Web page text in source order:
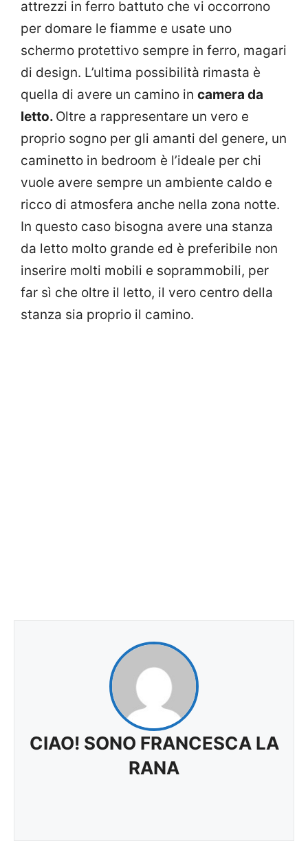
attrezzi in ferro battuto che vi occorrono
per domare le fiamme e usate uno
schermo protettivo sempre in ferro, magari
di design. L’ultima possibilità rimasta è
quella di avere un camino in camera da
letto. Oltre a rappresentare un vero e
proprio sogno per gli amanti del genere, un
caminetto in bedroom è l’ideale per chi
vuole avere sempre un ambiente caldo e
ricco di atmosfera anche nella zona notte.
In questo caso bisogna avere una stanza
da letto molto grande ed è preferibile non
inserire molti mobili e soprammobili, per
far sì che oltre il letto, il vero centro della
stanza sia proprio il camino.
CIAO! SONO FRANCESCA LA
RANA